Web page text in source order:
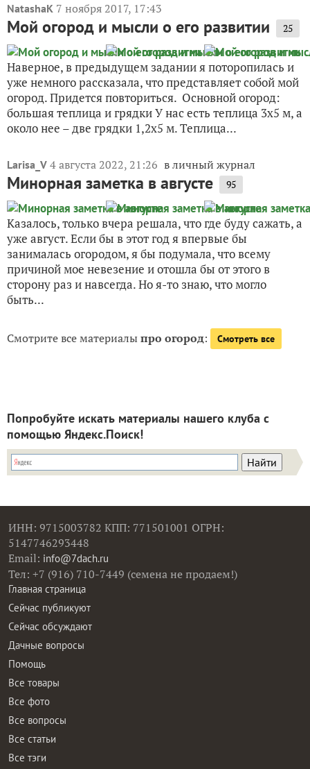
NatashaK 7 ноября 2017, 17:43
Мой огород и мысли о его развитии 25
Наверное, в предыдущем задании я поторопилась и
уже немного рассказала, что представляет собой мой
огород. Придется повториться. Основной огород:
большая теплица и грядки У нас есть теплица 3х5 м, а
около нее – две грядки 1,2х5 м. Теплица...
Larisa_V 4 августа 2022, 21:26 в личный журнал
Минорная заметка в августе 95
Казалось, только вчера решала, что где буду сажать, а
уже август. Если бы в этот год я впервые бы
занималась огородом, я бы подумала, что всему
причиной мое невезение и отошла бы от этого в
сторону раз и навсегда. Но я-то знаю, что могло
быть...
Смотрите все материалыпро огород: Смотреть все
Попробуйте искать материалы нашего клуба с
помощью Яндекс.Поиск!
ИНН: 9715003782 КПП: 771501001 ОГРН:
5147746293448
Email: info@7dach.ru
Тел: +7 (916) 710-7449 (семена не продаем!)
Главная страница
Сейчас публикуют
Сейчас обсуждают
Дачные вопросы
Помощь
Все товары
Все фото
Все вопросы
Все статьи
Все тэги